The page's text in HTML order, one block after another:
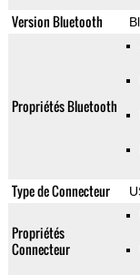
Version Bluetooth
Propriétés Bluetooth
Type de Connecteur
Propriétés
Connecteur